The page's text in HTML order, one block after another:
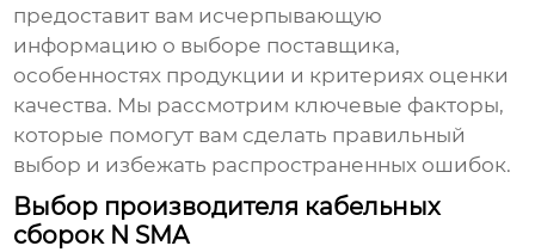
предоставит вам исчерпывающую
информацию о выборе поставщика,
особенностях продукции и критериях оценки
качества. Мы рассмотрим ключевые факторы,
которые помогут вам сделать правильный
выбор и избежать распространенных ошибок.
Выбор производителя кабельных
сборок N SMA